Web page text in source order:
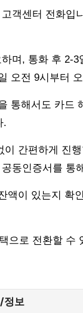
객센터 전화입
며, 통화 후 2-
오전 9시부터
통해서도 카드
.
간편하게 진
동인증서를 통
액이 있는지 확
으로 전환할 수
정보